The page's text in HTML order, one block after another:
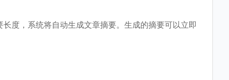
度，系统将自动生成文章摘要。生成的摘要可以立即